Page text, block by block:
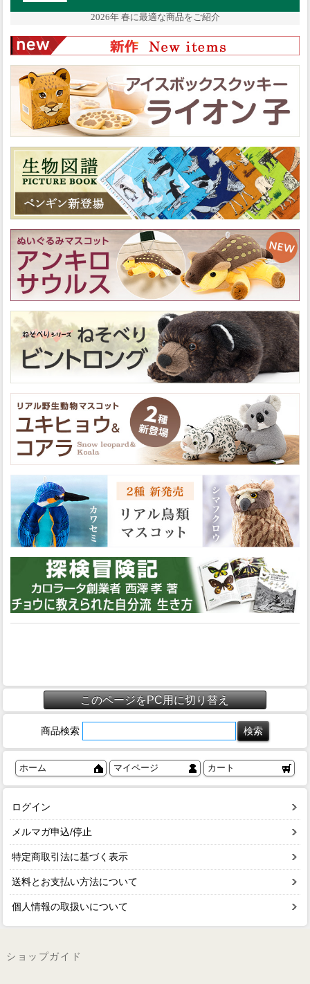
このページをPC用に切り替え
商品検索
ホーム マイページ カート
ログイン
メルマガ申込/停止
特定商取引法に基づく表示
送料とお支払い方法について
個人情報の取扱いについて
ショップガイド